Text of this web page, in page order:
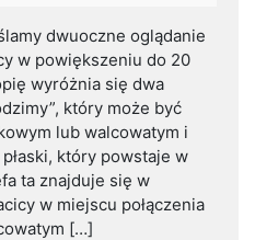
dwuoczne oglądanie
w powiększeniu do 20
wyróżnia się dwa
który może być
lub walcowatym i
który powstaje w
ta znajduje się w
w miejscu połączenia
[…]